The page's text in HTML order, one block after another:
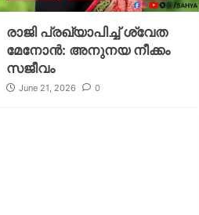
രാജി പ്രഖ്യാപിച്ച് ശ്വേത
മേനോൻ: അനുനയ നീക്കം
സജീവം
June 21, 2026 0